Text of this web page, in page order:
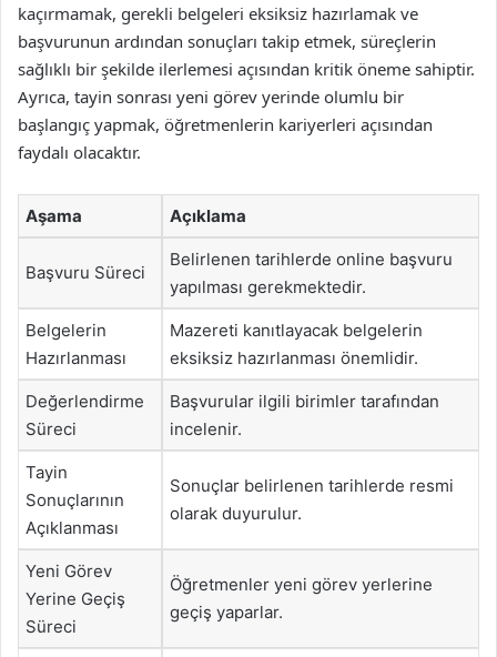
kaçırmamak, gerekli belgeleri eksiksiz hazırlamak ve
başvurunun ardından sonuçları takip etmek, süreçlerin
sağlıklı bir şekilde ilerlemesi açısından kritik öneme sahiptir.
Ayrıca, tayin sonrası yeni görev yerinde olumlu bir
başlangıç yapmak, öğretmenlerin kariyerleri açısından
faydalı olacaktır.
Aşama Açıklama
Başvuru Süreci
Belirlenen tarihlerde online başvuru
yapılması gerekmektedir.
Belgelerin
Hazırlanması
Mazereti kanıtlayacak belgelerin
eksiksiz hazırlanması önemlidir.
Değerlendirme
Süreci
Başvurular ilgili birimler tarafından
incelenir.
Tayin
Sonuçlarının
Açıklanması
Sonuçlar belirlenen tarihlerde resmi
olarak duyurulur.
Yeni Görev
Yerine Geçiş
Süreci
Öğretmenler yeni görev yerlerine
geçiş yaparlar.